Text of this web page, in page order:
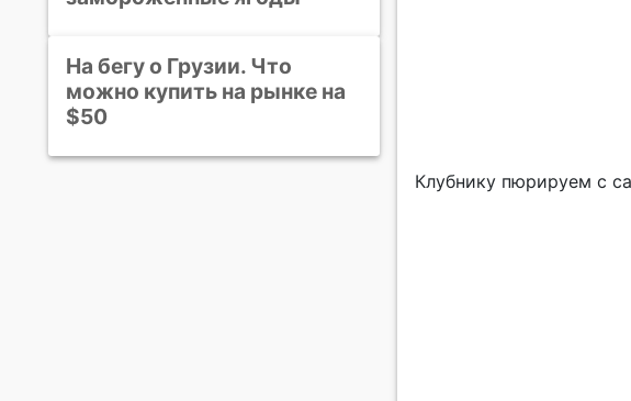
Клубнику пюрируем с
На бегу о Грузии. Что
можно купить на рынке на
$50